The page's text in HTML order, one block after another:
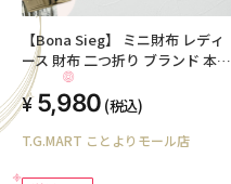
【Bona Sieg】 ミニ財布 レディ
ース 財布 二つ折り ブランド 本革
大容量 シボ コンパクト 大きく開
く BOX型 小銭入れ 札入れ カード
入れ 多い カードケース じゃばら
革 レザー おしゃれ かわいい メン
5,980 (税込)
T.G.MART ことよりモール店